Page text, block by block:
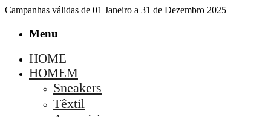
Campanhas válidas de 01 Janeiro a 31 de Dezembro 2025
Menu
HOME
HOMEM
Sneakers
Têxtil